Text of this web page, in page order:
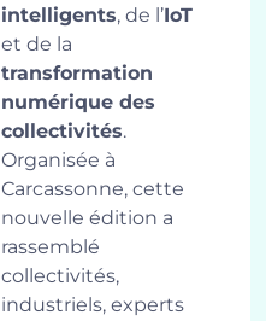
intelligents, de l’IoT
et de la
transformation
numérique des
collectivités.
Organisée à
Carcassonne, cette
nouvelle édition a
rassemblé
collectivités,
industriels, experts